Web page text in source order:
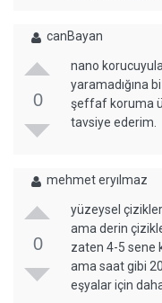
canBayan
0
nano
yaramadığına
şeffaf koruma
tavsiye ederim.
mehmet eryılmaz
0
yüzeysel
ama derin
zaten 4-5 sene
ama saat gibi
eşyalar için